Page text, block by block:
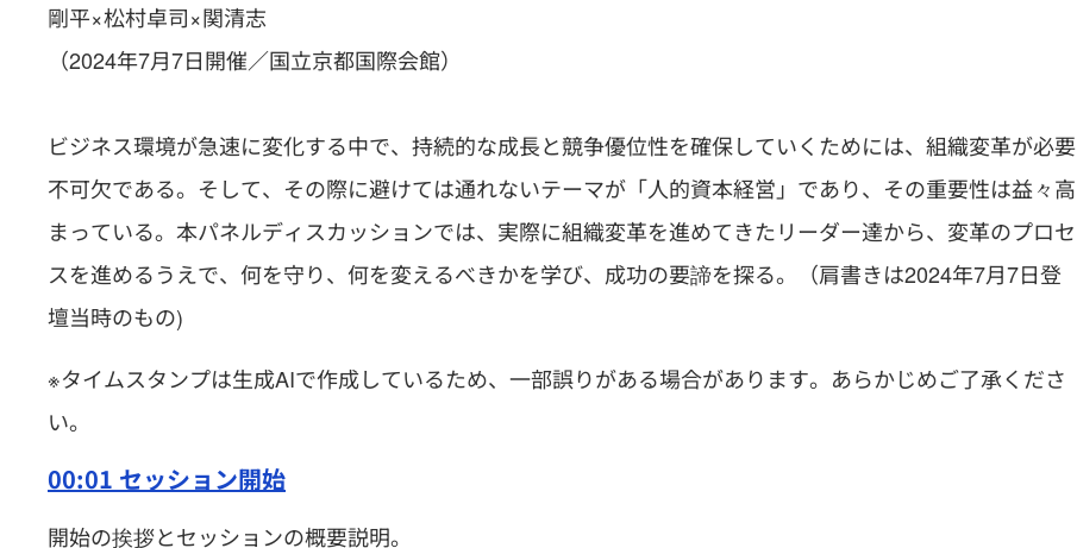
剛平×松村卓司×関清志
（2024年7月7日開催／国立京都国際会館）
ビジネス環境が急速に変化する中で、持続的な成長と競争優位性を確保していくためには、組織変革が必要
不可欠である。そして、その際に避けては通れないテーマが「人的資本経営」であり、その重要性は益々高
まっている。本パネルディスカッションでは、実際に組織変革を進めてきたリーダー達から、変革のプロセ
スを進めるうえで、何を守り、何を変えるべきかを学び、成功の要諦を探る。（肩書きは2024年7月7日登
壇当時のもの)
※タイムスタンプは生成AIで作成しているため、一部誤りがある場合があります。あらかじめご了承くださ
い。
00:01 セッション開始
開始の挨拶とセッションの概要説明。